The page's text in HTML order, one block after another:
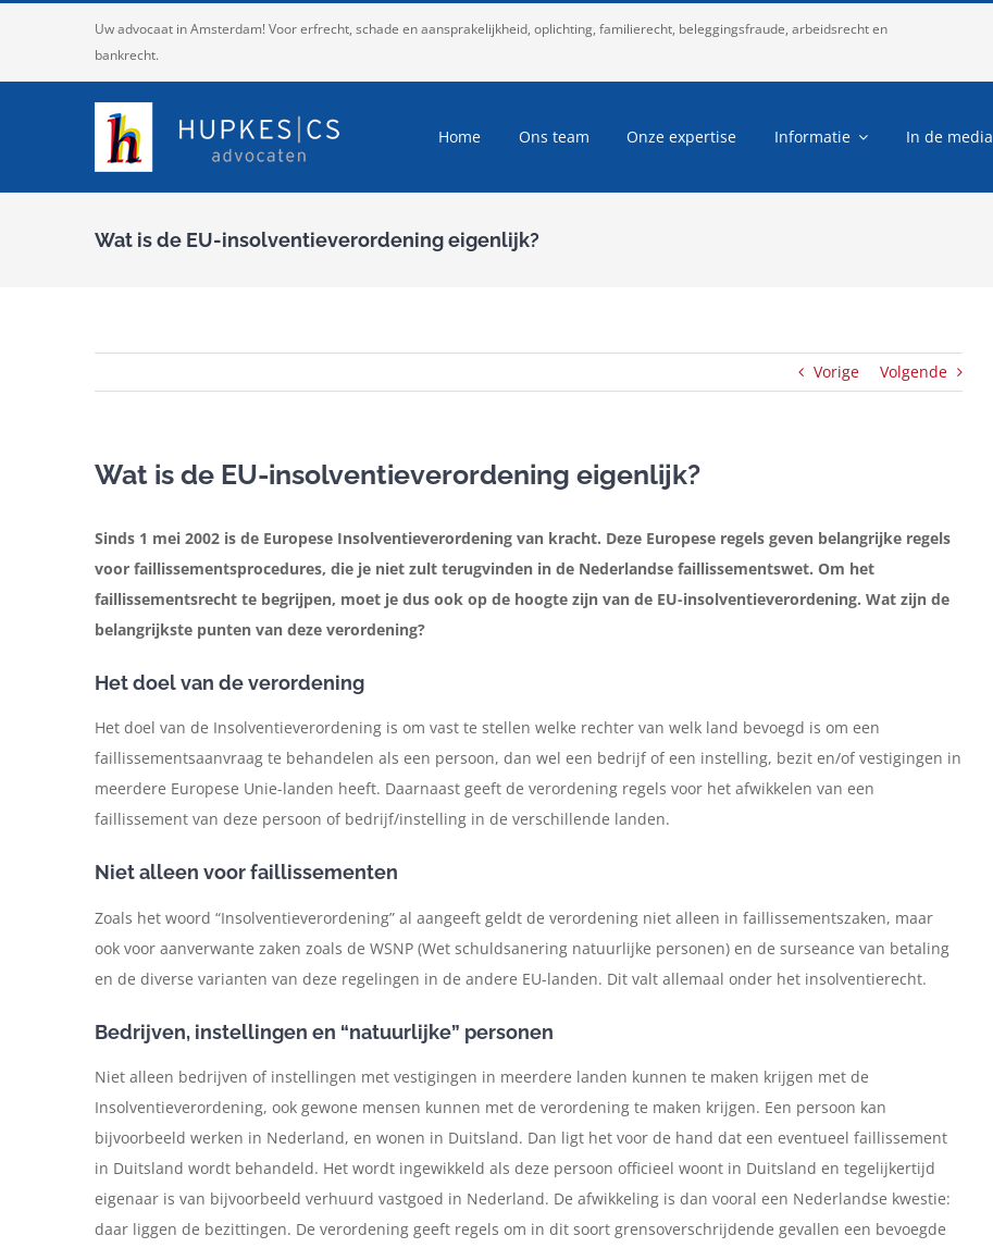
Uw advocaat in Amsterdam! Voor erfrecht, schade en aansprakelijkheid, oplichting, familierecht, beleggingsfraude, arbeidsrecht en
bankrecht.
Home Ons team Onze expertise Informatie In de media
Wat is de EU-insolventieverordening eigenlijk?
Vorige Volgende
Wat is de EU-insolventieverordening eigenlijk?
Sinds 1 mei 2002 is de Europese Insolventieverordening van kracht. Deze Europese regels geven belangrijke regels
voor faillissementsprocedures, die je niet zult terugvinden in de Nederlandse faillissementswet. Om het
faillissementsrecht te begrijpen, moet je dus ook op de hoogte zijn van de EU-insolventieverordening. Wat zijn de
belangrijkste punten van deze verordening?
Het doel van de verordening
Het doel van de Insolventieverordening is om vast te stellen welke rechter van welk land bevoegd is om een
faillissementsaanvraag te behandelen als een persoon, dan wel een bedrijf of een instelling, bezit en/of vestigingen in
meerdere Europese Unie-landen heeft. Daarnaast geeft de verordening regels voor het afwikkelen van een
faillissement van deze persoon of bedrijf/instelling in de verschillende landen.
Niet alleen voor faillissementen
Zoals het woord “Insolventieverordening” al aangeeft geldt de verordening niet alleen in faillissementszaken, maar
ook voor aanverwante zaken zoals de WSNP (Wet schuldsanering natuurlijke personen) en de surseance van betaling
en de diverse varianten van deze regelingen in de andere EU-landen. Dit valt allemaal onder het insolventierecht.
Bedrijven, instellingen en “natuurlijke” personen
Niet alleen bedrijven of instellingen met vestigingen in meerdere landen kunnen te maken krijgen met de
Insolventieverordening, ook gewone mensen kunnen met de verordening te maken krijgen. Een persoon kan
bijvoorbeeld werken in Nederland, en wonen in Duitsland. Dan ligt het voor de hand dat een eventueel faillissement
in Duitsland wordt behandeld. Het wordt ingewikkeld als deze persoon officieel woont in Duitsland en tegelijkertijd
eigenaar is van bijvoorbeeld verhuurd vastgoed in Nederland. De afwikkeling is dan vooral een Nederlandse kwestie:
daar liggen de bezittingen. De verordening geeft regels om in dit soort grensoverschrijdende gevallen een bevoegde